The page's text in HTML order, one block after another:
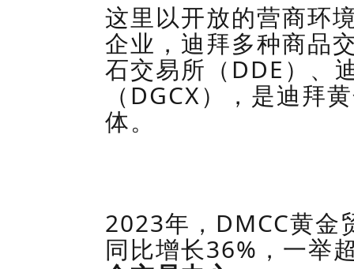
这里以开放的营商环
企业，迪拜多种商品
石交易所 （ DDE） 、
（ DGCX）
，是迪拜
体。
2023年， DMCC黄金
同比增长36% ，一举